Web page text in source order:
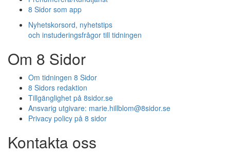
8 Sidor som app
Nyhetskorsord, nyhetstips
och instuderingsfrågor till tidningen
Om 8 Sidor
Om tidningen 8 Sidor
8 Sidors redaktion
Tillgänglighet på 8sidor.se
Ansvarig utgivare: marie.hillblom@8sidor.se
Privacy policy på 8 sidor
Kontakta oss